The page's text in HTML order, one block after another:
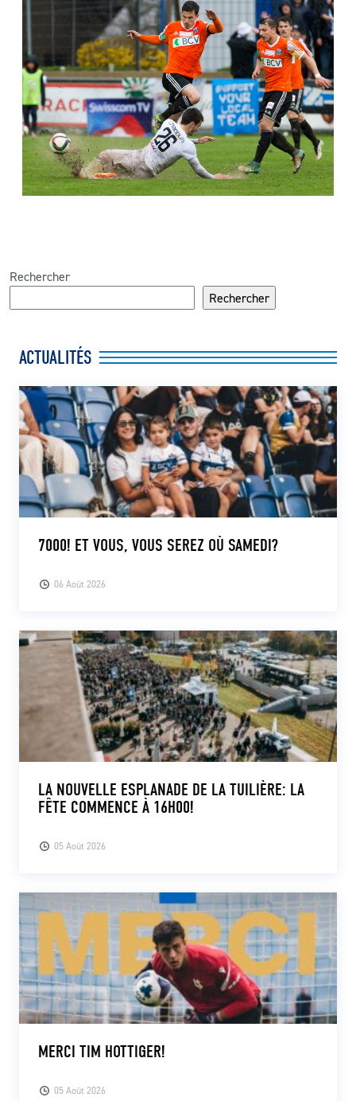
Rechercher
Rechercher
ACTUALITÉS
06 Août 2026
7000! ET VOUS, VOUS SEREZ OÙ SAMEDI?
05 Août 2026
LA NOUVELLE ESPLANADE DE LA TUILIÈRE: LA
FÊTE COMMENCE À 16H00!
05 Août 2026
MERCI TIM HOTTIGER!